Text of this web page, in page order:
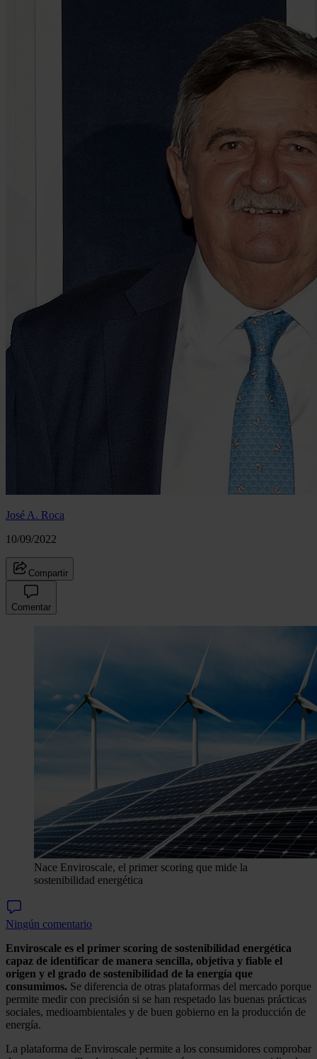
José A. Roca
10/09/2022
Compartir
Comentar
Nace Enviroscale, el primer scoring que mide la
sostenibilidad energética
Ningún comentario
Enviroscale es el primer scoring de sostenibilidad energética
capaz de identificar de manera sencilla, objetiva y fiable el
origen y el grado de sostenibilidad de la energía que
consumimos. Se diferencia de otras plataformas del mercado porque
permite medir con precisión si se han respetado las buenas prácticas
sociales, medioambientales y de buen gobierno en la producción de
energía.
La plataforma de Enviroscale permite a los consumidores comprobar